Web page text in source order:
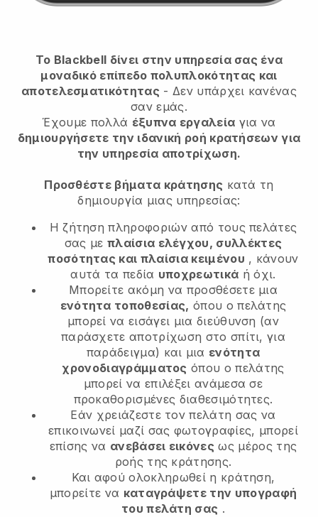
Το Blackbell δίνει στην υπηρεσία σας ένα
μοναδικό επίπεδο πολυπλοκότητας και
αποτελεσματικότητας - Δεν υπάρχει κανένας
σαν εμάς.
Έχουμε πολλά έξυπνα εργαλεία για να
δημιουργήσετε την ιδανική ροή κρατήσεων για
την υπηρεσία αποτρίχωση.
Προσθέστε βήματα κράτησης κατά τη
δημιουργία μιας υπηρεσίας:
Η ζήτηση πληροφοριών από τους πελάτες
σας με πλαίσια ελέγχου, συλλέκτες
ποσότητας και πλαίσια κειμένου , κάνουν
αυτά τα πεδία υποχρεωτικά ή όχι.
Μπορείτε ακόμη να προσθέσετε μια
ενότητα τοποθεσίας, όπου ο πελάτης
μπορεί να εισάγει μια διεύθυνση (αν
παράσχετε αποτρίχωση στο σπίτι, για
παράδειγμα) και μια ενότητα
χρονοδιαγράμματος όπου ο πελάτης
μπορεί να επιλέξει ανάμεσα σε
προκαθορισμένες διαθεσιμότητες.
Εάν χρειάζεστε τον πελάτη σας να
επικοινωνεί μαζί σας φωτογραφίες, μπορεί
επίσης να ανεβάσει εικόνες ως μέρος της
ροής της κράτησης.
Και αφού ολοκληρωθεί η κράτηση,
μπορείτε να καταγράψετε την υπογραφή
του πελάτη σας .